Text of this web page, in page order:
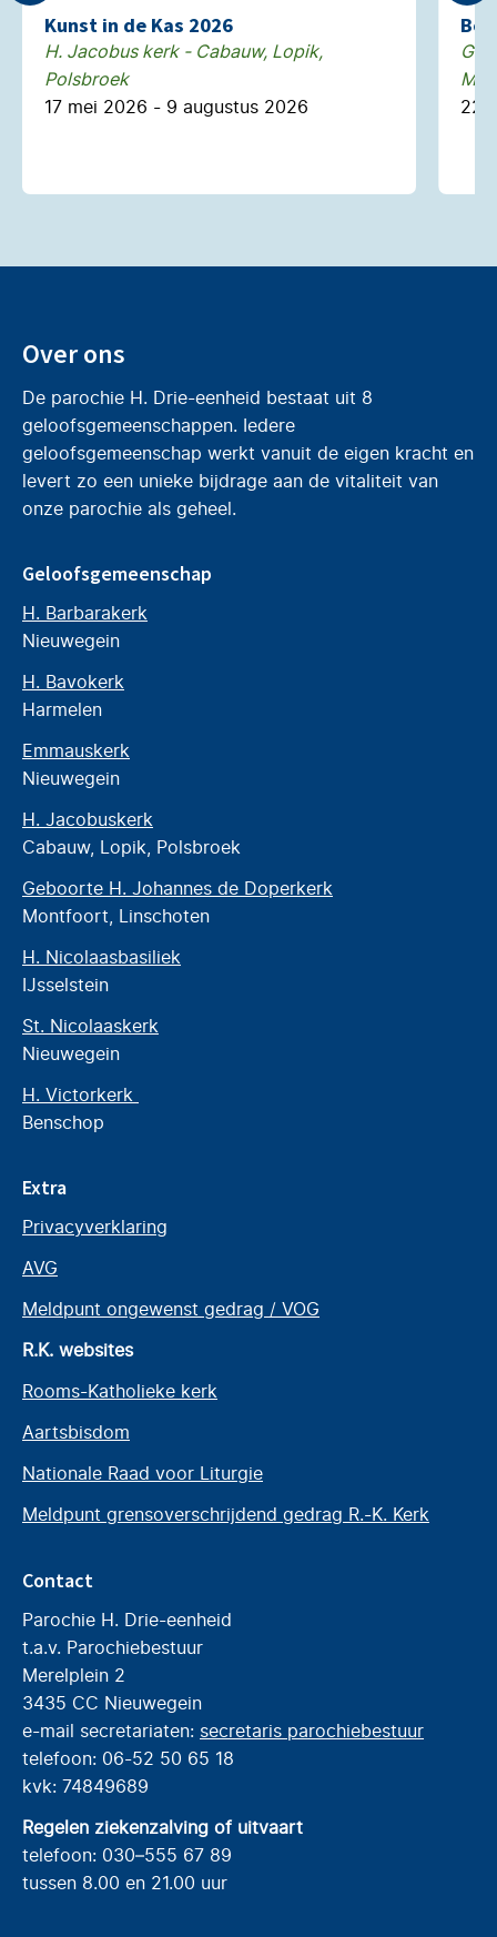
Kunst in de Kas 2026
H. Jacobus kerk - Cabauw, Lopik,
Polsbroek
17 mei 2026 - 9 augustus 2026
22
Over ons
De parochie H. Drie-eenheid bestaat uit 8
geloofsgemeenschappen. Iedere
geloofsgemeenschap werkt vanuit de eigen kracht en
levert zo een unieke bijdrage aan de vitaliteit van
onze parochie als geheel.
Geloofsgemeenschap
H. Barbarakerk
Nieuwegein
H. Bavokerk
Harmelen
Emmauskerk
Nieuwegein
H. Jacobuskerk
Cabauw, Lopik, Polsbroek
Geboorte H. Johannes de Doperkerk
Montfoort, Linschoten
H. Nicolaasbasiliek
IJsselstein
St. Nicolaaskerk
Nieuwegein
H. Victorkerk
Benschop
Extra
Privacyverklaring
AVG
Meldpunt ongewenst gedrag / VOG
R.K. websites
Rooms-Katholieke kerk
Aartsbisdom
Nationale Raad voor Liturgie
Meldpunt grensoverschrijdend gedrag R.-K. Kerk
Contact
Parochie H. Drie-eenheid
t.a.v. Parochiebestuur
Merelplein 2
3435 CC Nieuwegein
e-mail secretariaten: secretaris parochiebestuur
telefoon: 06-52 50 65 18
kvk: 74849689
Regelen ziekenzalving of uitvaart
telefoon: 030–555 67 89
tussen 8.00 en 21.00 uur